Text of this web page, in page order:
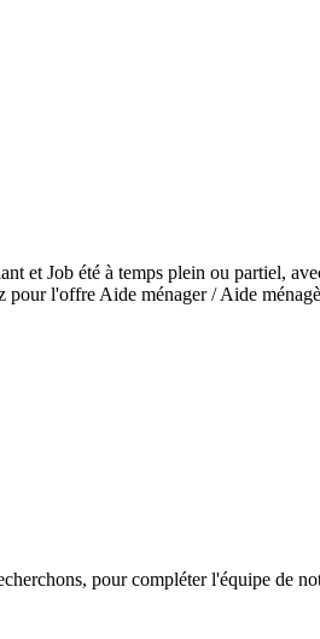
et Job été à temps plein ou partiel,
l'offre Aide ménager / Aide
pour compléter l'équipe de